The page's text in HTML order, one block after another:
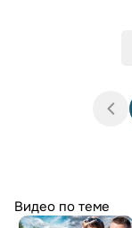
Видео по теме